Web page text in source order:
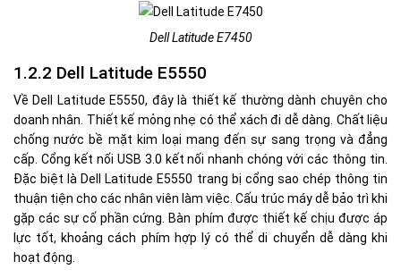
Dell Latitude E7450
1.2.2 Dell Latitude E5550
Về Dell Latitude E5550, đây là thiết kế thường dành chuyên cho
doanh nhân. Thiết kế mỏng nhẹ có thể xách đi dễ dàng. Chất liệu
chống nước bề mặt kim loại mang đến sự sang trọng và đẳng
cấp. Cổng kết nối USB 3.0 kết nối nhanh chóng với các thông tin.
Đặc biệt là Dell Latitude E5550 trang bị cổng sao chép thông tin
thuận tiện cho các nhân viên làm việc. Cấu trúc máy dễ bảo trì khi
gặp các sự cố phần cứng. Bàn phím được thiết kế chịu được áp
lực tốt, khoảng cách phím hợp lý có thể di chuyển dễ dàng khi
hoạt động.